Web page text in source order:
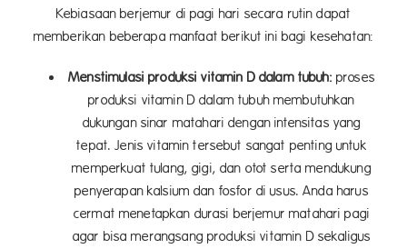
Kebiasaan berjemur di pagi hari secara rutin dapat
memberikan beberapa manfaat berikut ini bagi kesehatan:
Menstimulasiproduksi vitamin D dalam tubuh: proses
produksi vitamin D dalam tubuh membutuhkan
dukungan sinar matahari dengan intensitas yang
tepat. Jenis vitamin tersebut sangat penting untuk
memperkuat tulang, gigi, dan otot serta mendukung
penyerapan kalsium dan fosfor di usus. Anda harus
cermat menetapkan durasi berjemur matahari pagi
agar bisa merangsang produksi vitamin D sekaligus